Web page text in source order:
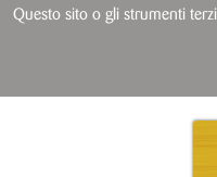
Questo sito o gli strumenti